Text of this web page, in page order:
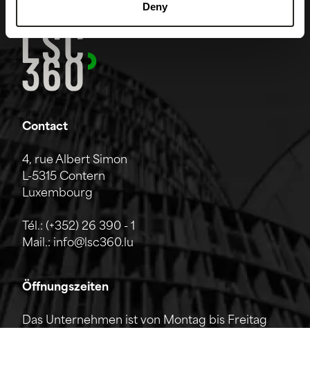
Deny
Contact
4, rue Albert Simon
L-5315 Contern
Luxembourg
Tél.: (+352) 26 390 - 1
Mail.: info@lsc360.lu
Öffnungszeiten
Das Unternehmen ist von Montag bis Freitag